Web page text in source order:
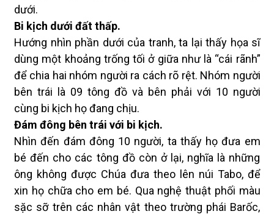
dưới.
Bi kịch dưới đất thấp.
Hướng nhìn phần dưới của tranh, ta lại thấy họa sĩ
dùng một khoảng trống tối ở giữa như là “cái rãnh”
để chia hai nhóm người ra cách rõ rệt. Nhóm người
bên trái là 09 tông đồ và bên phải với 10 người
cùng bi kịch họ đang chịu.
Đám đông bên trái với bi kịch.
Nhìn đến đám đông 10 người, ta thấy họ đưa em
bé đến cho các tông đồ còn ở lại, nghĩa là những
ông không được Chúa đưa theo lên núi Tabo, để
xin họ chữa cho em bé. Qua nghệ thuật phối màu
sặc sỡ trên các nhân vật theo trường phái Barốc,